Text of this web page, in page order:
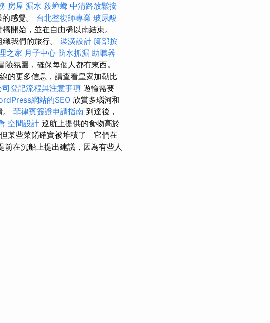
房屋 漏水 殺蟑螂 中清路放鬆按
感覺。 台北整復師專業 玻尿酸
開始，並在自由橋以南結束。
我們的旅行。 裝潢設計 腳部按
之家 月子中心 防水抓漏 助聽器
氛圍，確保每個人都有東西。
的更多信息，請查看皇家加勒比
司登記流程與注意事項 遊輪需要
網站的SEO 欣賞多瑙河和
菲律賓簽證申請指南 到達後，
空間設計 巡航上提供的食物高於
某些菜餚確實被堆積了，它們在
前在沉船上提出建議，因為有些人